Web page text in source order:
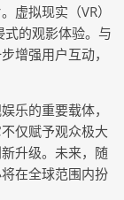
虚拟现实（VR）
式的观影体验。与
增强用户互动，
乐的重要载体，
仅赋予观众极大
升级。未来，随
在全球范围内扮